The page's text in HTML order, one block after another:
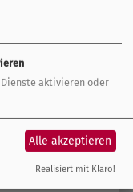
Reiseziel Bad
aktivieren oder
Alle akzeptieren
Realisiert mit Klaro!